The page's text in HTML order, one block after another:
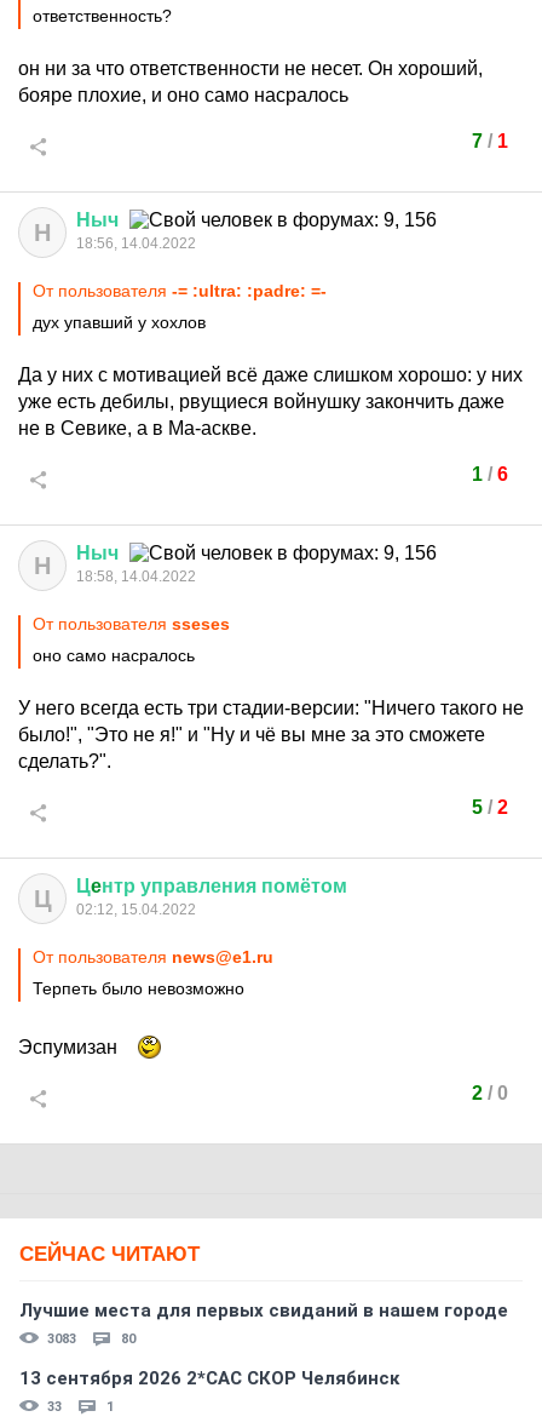
ответственность?
он ни за что ответственности не несет. Он хороший,
бояре плохие, и оно само насралось
7/ 1
Н Ныч
18:56, 14.04.2022
От пользователя -= :ultra: :padre: =-
дух упавший у хохлов
Да у них с мотивацией всё даже слишком хорошо: у них
уже есть дебилы, рвущиеся войнушку закончить даже
не в Севике, а в Ма-аскве.
1/ 6
Н Ныч
18:58, 14.04.2022
От пользователя sseses
оно само насралось
У него всегда есть три стадии-версии: "Ничего такого не
было!", "Это не я!" и "Ну и чё вы мне за это сможете
сделать?".
5/ 2
Ц Цeнтр управления помётом
02:12, 15.04.2022
От пользователя news@e1.ru
Терпеть было невозможно
Эспумизан
2/ 0
СЕЙЧАС ЧИТАЮТ
Лучшие места для первых свиданий в нашем городе
3083 80
13 сентября 2026 2*CAC СКОР Челябинск
33 1